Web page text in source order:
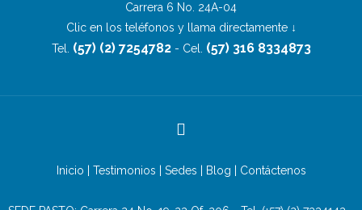
Carrera 6 No. 24A-04
Clic en los teléfonos y llama directamente ↓
Tel. (57) (2) 7254782- Cel. (57) 316 8334873
Inicio Testimonios Sedes Blog Contáctenos